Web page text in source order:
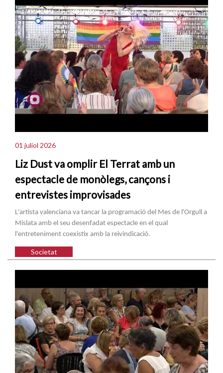
01 juliol 2026
Liz Dust va omplir El Terrat amb un
espectacle de monòlegs, cançons i
entrevistes improvisades
L'artista valenciana va tancar la programació del Mes de l'Orgull a
Mislata amb el seu desenfadat espectacle en el qual
l'entreteniment coexistix amb la reivindicació.
Societat